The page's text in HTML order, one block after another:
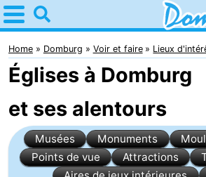
Home
Domburg
Astuces
Avec
les
Webcam
Home Domburg Voir et faire Lieux
Églises à Domburg
et ses alentours
Musées Monuments
Points de vue
Attractions